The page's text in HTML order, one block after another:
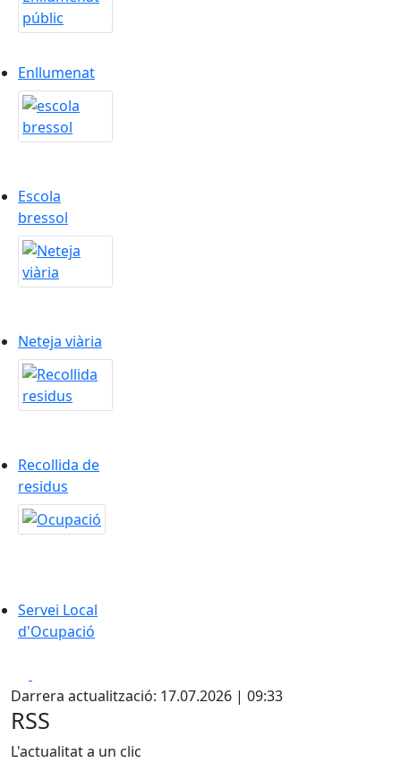
Enllumenat
Escola bressol
Escola
bressol
Neteja viària
Neteja viària
Recollida de residus
Recollida de
residus
Servei Local d'Ocupació
Servei Local
d'Ocupació
Darrera actualització: 17.07.2026 | 09:33
RSS
L'actualitat a un clic